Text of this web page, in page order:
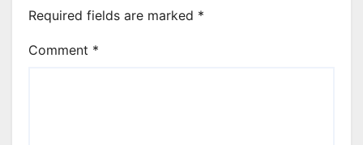
Required fields are marked *
Comment *